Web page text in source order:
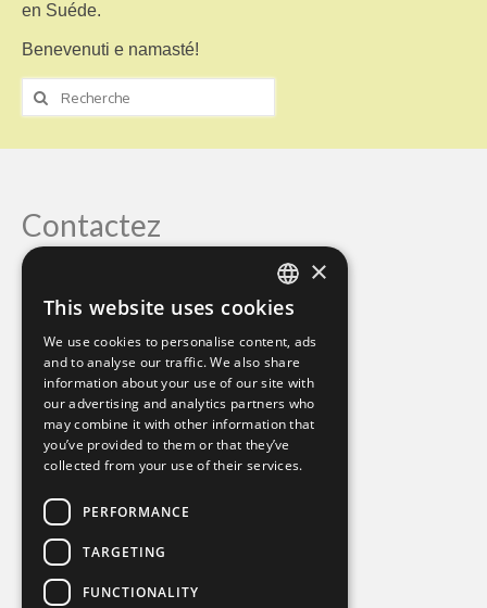
en Suéde.
Benevenuti e namasté!
Rechercher
Contactez
Monika Hornig
Mellbystrand Sweden
0046-76-8186230
monihornig@gmail.com
ENGLISH
GERMAN
×
This website uses cookies
We use cookies to personalise content, ads
and to analyse our traffic. We also share
information about your use of our site with
our advertising and analytics partners who
may combine it with other information that
you’ve provided to them or that they’ve
collected from your use of their services.
PERFORMANCE
TARGETING
FUNCTIONALITY